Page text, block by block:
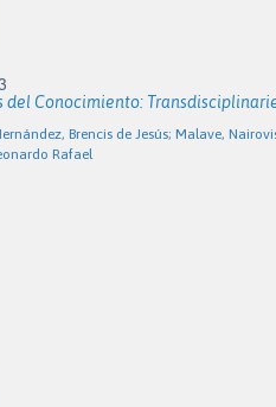
del Conocimiento:
Brencis de Jesús; Malave,
Rafael